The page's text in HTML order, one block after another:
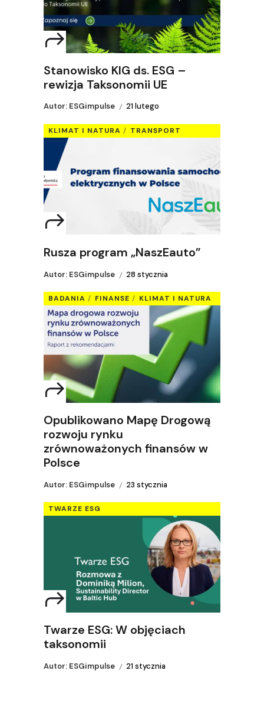
Stanowisko KIG ds. ESG –
rewizja Taksonomii UE
Autor: ESGimpulse 21 lutego
KLIMAT I NATURA TRANSPORT
Rusza program „NaszEauto”
Autor: ESGimpulse 28 stycznia
BADANIA FINANSE KLIMAT I NATURA
Opublikowano Mapę Drogową
rozwoju rynku
zrównoważonych finansów w
Polsce
Autor: ESGimpulse 23 stycznia
TWARZE ESG
Twarze ESG: W objęciach
taksonomii
Autor: ESGimpulse 21 stycznia